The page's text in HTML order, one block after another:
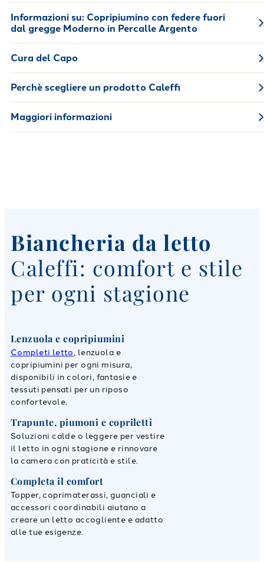
Informazioni su: Copripiumino con federe fuori
dal gregge Moderno in Percalle Argento
Cura del Capo
Perchè scegliere un prodotto Caleffi
Maggiori informazioni
Biancheria da letto
Caleffi: comfort e stile
per ogni stagione
Lenzuola e copripiumini
Completi letto, lenzuola e
copripiumini per ogni misura,
disponibili in colori, fantasie e
tessuti pensati per un riposo
confortevole.
Trapunte, piumoni e copriletti
Soluzioni calde o leggere per vestire
il letto in ogni stagione e rinnovare
la camera con praticità e stile.
Completa il comfort
Topper, coprimaterassi, guanciali e
accessori coordinabili aiutano a
creare un letto accogliente e adatto
alle tue esigenze.